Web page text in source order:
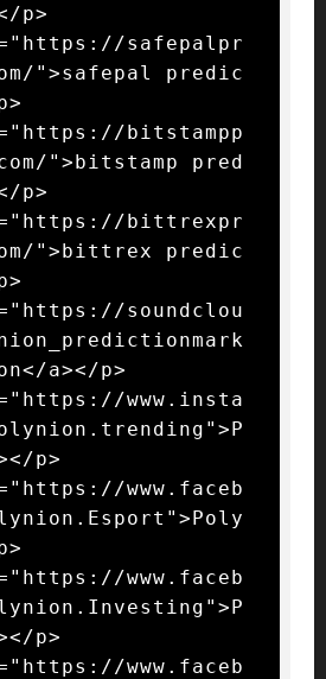
p>
safepalpr
">safepal predic
bitstampp
">bitstamp pred
p>
bittrexpr
">bittrex predic
soundclou
a></p>
www.insta
p>
www.faceb
www.faceb
p>
www.faceb